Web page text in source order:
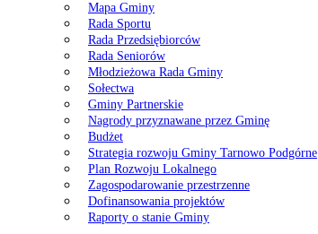
Mapa Gminy
Rada Sportu
Rada Przedsiębiorców
Rada Seniorów
Młodzieżowa Rada Gminy
Sołectwa
Gminy Partnerskie
Nagrody przyznawane przez Gminę
Budżet
Strategia rozwoju Gminy Tarnowo Podgórne
Plan Rozwoju Lokalnego
Zagospodarowanie przestrzenne
Dofinansowania projektów
Raporty o stanie Gminy